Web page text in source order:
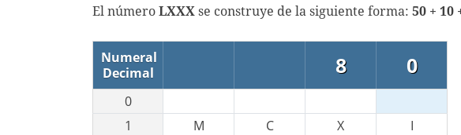
El número LXXX se construye de la siguiente forma: 50 + 10
Numeral
Decimal
8 0
0
1
M C X
I